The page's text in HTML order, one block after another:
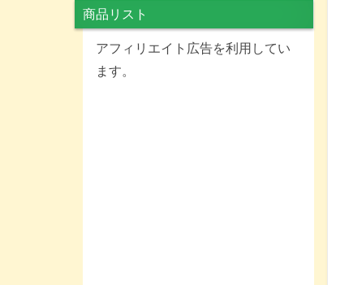
商品リスト
アフィリエイト広告を利用してい
ます。